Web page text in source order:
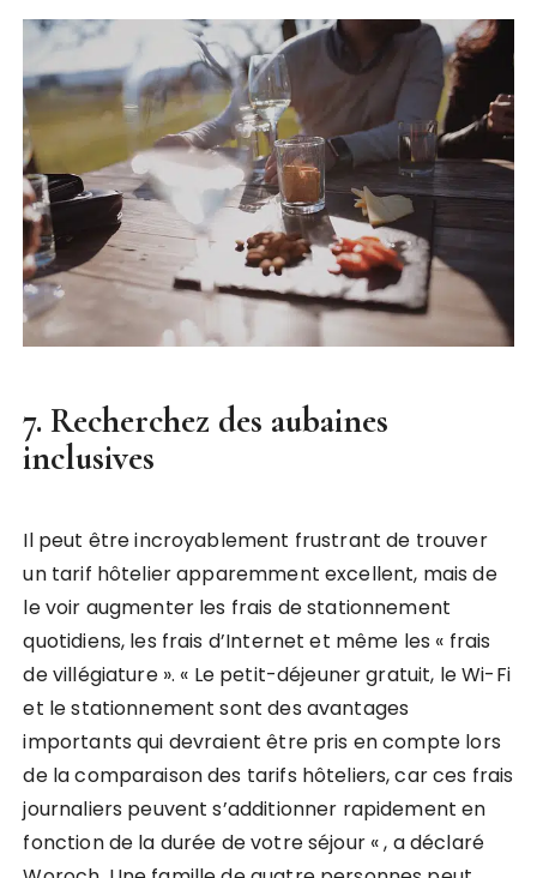
7. Recherchez des aubaines
inclusives
Il peut être incroyablement frustrant de trouver
un tarif hôtelier apparemment excellent, mais de
le voir augmenter les frais de stationnement
quotidiens, les frais d’Internet et même les « frais
de villégiature ». « Le petit-déjeuner gratuit, le Wi-Fi
et le stationnement sont des avantages
importants qui devraient être pris en compte lors
de la comparaison des tarifs hôteliers, car ces frais
journaliers peuvent s’additionner rapidement en
fonction de la durée de votre séjour « , a déclaré